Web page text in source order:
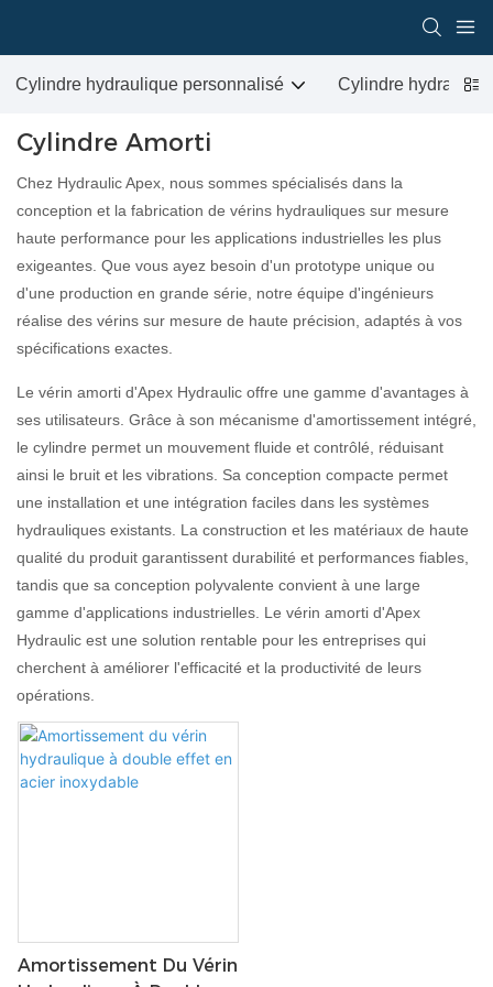
Cylindre hydraulique personnalisé Cylindre
Cylindre Amorti
Chez Hydraulic Apex, nous sommes spécialisés dans la
conception et la fabrication de vérins hydrauliques sur mesure
haute performance pour les applications industrielles les plus
exigeantes. Que vous ayez besoin d'un prototype unique ou
d'une production en grande série, notre équipe d'ingénieurs
réalise des vérins sur mesure de haute précision, adaptés à vos
spécifications exactes.
Le vérin amorti d'Apex Hydraulic offre une gamme d'avantages à
ses utilisateurs. Grâce à son mécanisme d'amortissement intégré,
le cylindre permet un mouvement fluide et contrôlé, réduisant
ainsi le bruit et les vibrations. Sa conception compacte permet
une installation et une intégration faciles dans les systèmes
hydrauliques existants. La construction et les matériaux de haute
qualité du produit garantissent durabilité et performances fiables,
tandis que sa conception polyvalente convient à une large
gamme d'applications industrielles. Le vérin amorti d'Apex
Hydraulic est une solution rentable pour les entreprises qui
cherchent à améliorer l'efficacité et la productivité de leurs
opérations.
Amortissement Du Vérin